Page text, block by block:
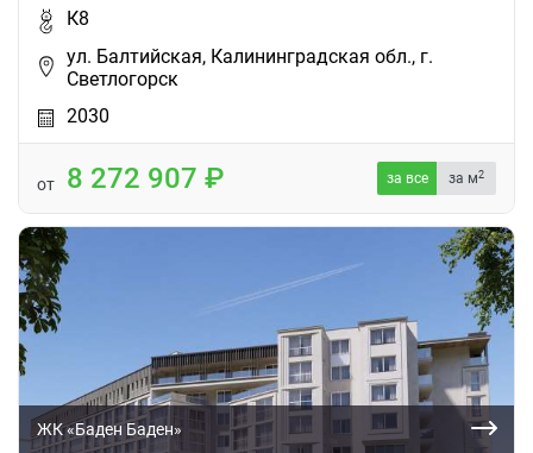
К8
ул. Балтийская, Калининградская обл., г.
Светлогорск
2030
от 8 272 907 за все за м2
ЖК «Баден Баден»